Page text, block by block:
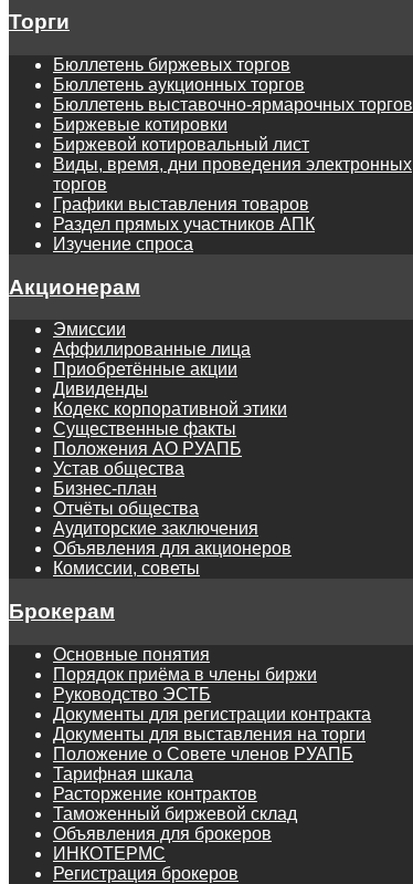
Торги
Бюллетень биржевых торгов
Бюллетень аукционных торгов
Бюллетень выставочно-ярмарочных торгов
Биржевые котировки
Биржевой котировальный лист
Виды, время, дни проведения электронных
торгов
Графики выставления товаров
Раздел прямых участников АПК
Изучение спроса
Акционерам
Эмиссии
Аффилированные лица
Приобретённые акции
Дивиденды
Кодекс корпоративной этики
Существенные факты
Положения АО РУАПБ
Устав общества
Бизнес-план
Отчёты общества
Аудиторские заключения
Объявления для акционеров
Комиссии, советы
Брокерам
Основные понятия
Порядок приёма в члены биржи
Руководство ЭСТБ
Документы для регистрации контракта
Документы для выставления на торги
Положение о Совете членов РУАПБ
Тарифная шкала
Расторжение контрактов
Таможенный биржевой склад
Объявления для брокеров
ИНКОТЕРМС
Регистрация брокеров